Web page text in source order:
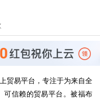
贸易平台，专注于为来自全
可信赖的贸易平台。被福布